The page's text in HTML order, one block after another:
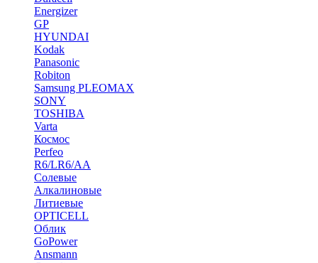
Energizer
GP
HYUNDAI
Kodak
Panasonic
Robiton
Samsung PLEOMAX
SONY
TOSHIBA
Varta
Космос
Perfeo
R6/LR6/AA
Солевые
Алкалиновые
Литиевые
OPTICELL
Облик
GoPower
Ansmann